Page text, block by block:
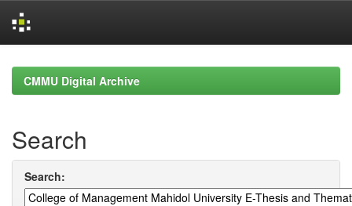
navigationCMMU Digital Archive
Search
Search: